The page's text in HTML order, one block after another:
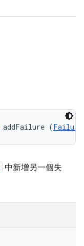
addFailure (
中新增另一個失